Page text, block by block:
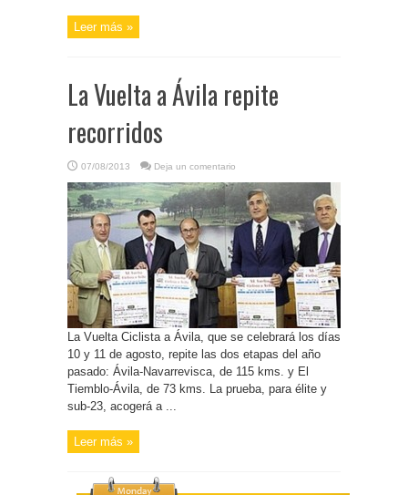
Leer más »
La Vuelta a Ávila repite
recorridos
07/08/2013 Deja un comentario
La Vuelta Ciclista a Ávila, que se celebrará los días
10 y 11 de agosto, repite las dos etapas del año
pasado: Ávila-Navarrevisca, de 115 kms. y El
Tiemblo-Ávila, de 73 kms. La prueba, para élite y
sub-23, acogerá a ...
Leer más »